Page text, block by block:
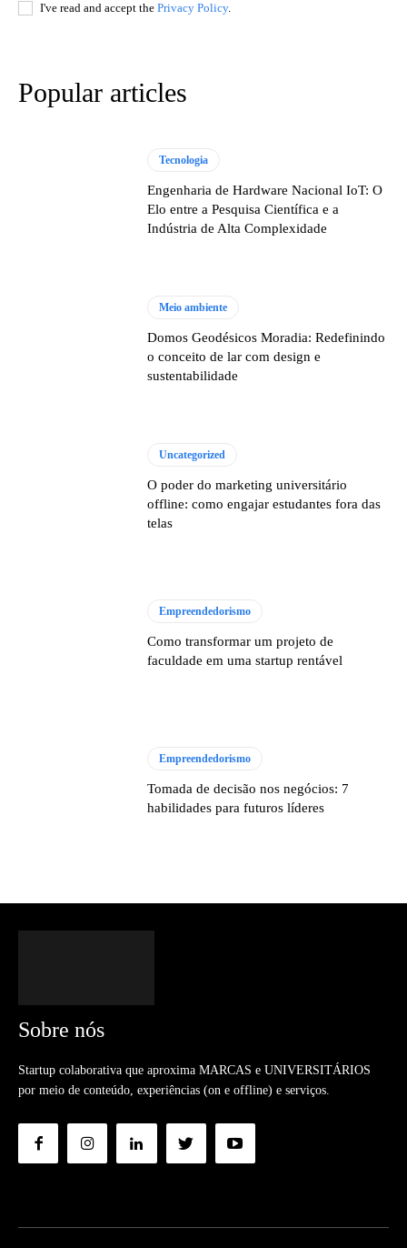
I've read and accept the Privacy Policy.
Popular articles
Tecnologia
Engenharia de Hardware Nacional IoT: O
Elo entre a Pesquisa Científica e a
Indústria de Alta Complexidade
Meio ambiente
Domos Geodésicos Moradia: Redefinindo
o conceito de lar com design e
sustentabilidade
Uncategorized
O poder do marketing universitário
offline: como engajar estudantes fora das
telas
Empreendedorismo
Como transformar um projeto de
faculdade em uma startup rentável
Empreendedorismo
Tomada de decisão nos negócios: 7
habilidades para futuros líderes
Sobre nós
Startup colaborativa que aproxima MARCAS e UNIVERSITÁRIOS
por meio de conteúdo, experiências (on e offline) e serviços.